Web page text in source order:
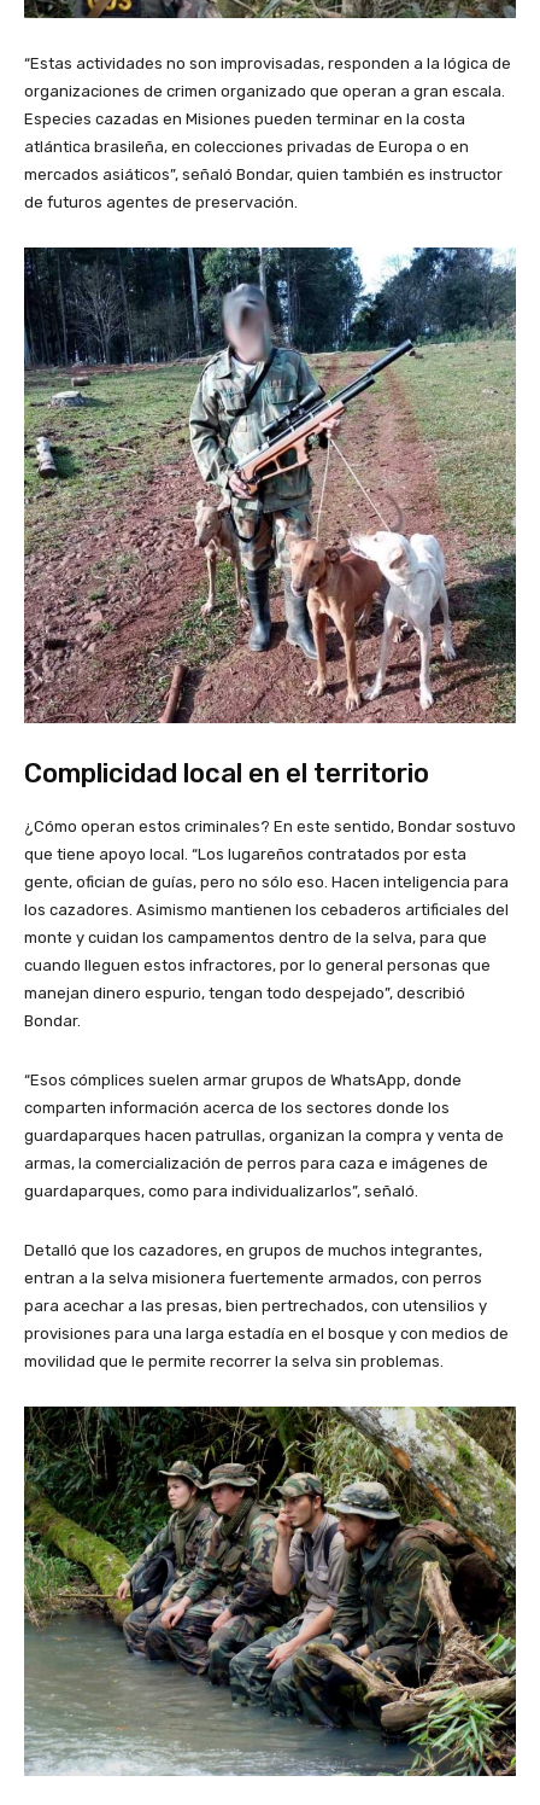
“Estas actividades no son improvisadas, responden a la lógica de
organizaciones de crimen organizado que operan a gran escala.
Especies cazadas en Misiones pueden terminar en la costa
atlántica brasileña, en colecciones privadas de Europa o en
mercados asiáticos”, señaló Bondar, quien también es instructor
de futuros agentes de preservación.
Complicidad local en el territorio
¿Cómo operan estos criminales? En este sentido, Bondar sostuvo
que tiene apoyo local. “Los lugareños contratados por esta
gente, ofician de guías, pero no sólo eso. Hacen inteligencia para
los cazadores. Asimismo mantienen los cebaderos artificiales del
monte y cuidan los campamentos dentro de la selva, para que
cuando lleguen estos infractores, por lo general personas que
manejan dinero espurio, tengan todo despejado”, describió
Bondar.
“Esos cómplices suelen armar grupos de WhatsApp, donde
comparten información acerca de los sectores donde los
guardaparques hacen patrullas, organizan la compra y venta de
armas, la comercialización de perros para caza e imágenes de
guardaparques, como para individualizarlos”, señaló.
Detalló que los cazadores, en grupos de muchos integrantes,
entran a la selva misionera fuertemente armados, con perros
para acechar a las presas, bien pertrechados, con utensilios y
provisiones para una larga estadía en el bosque y con medios de
movilidad que le permite recorrer la selva sin problemas.